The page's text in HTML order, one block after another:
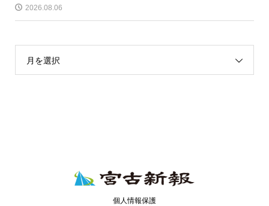
2026.08.06
月を選択
個人情報保護